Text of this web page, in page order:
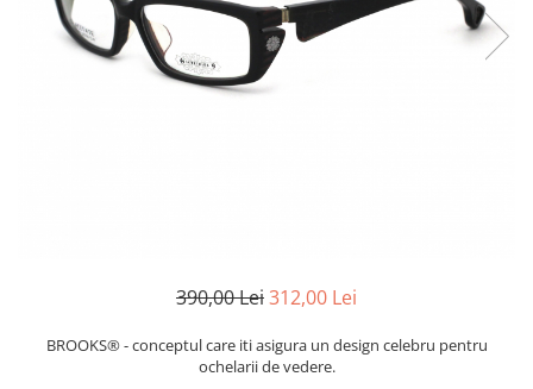
CERCEI
CEASURI DAMA
390,00 Lei312,00 Lei
BROOKS® - conceptul care iti asigura un design celebru pentru
ochelarii de vedere.